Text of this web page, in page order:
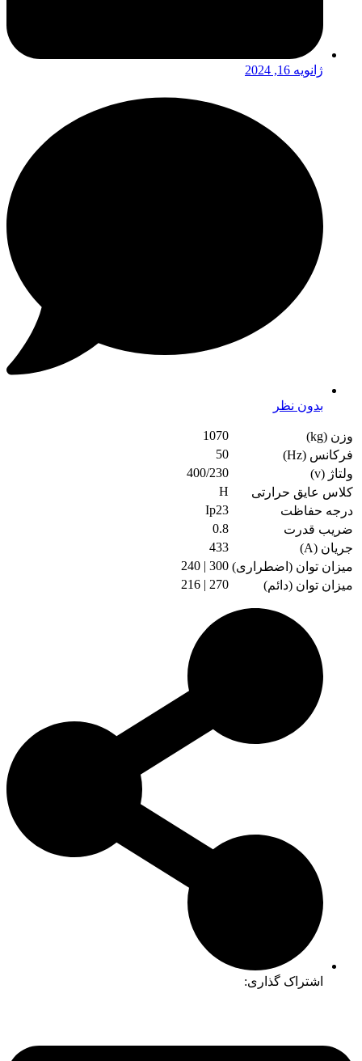
ژانویه 16, 2024
بدون نظر
وزن (kg)
1070
فرکانس (Hz)
50
ولتاژ (v)
400/230
کلاس عایق حرارتی
H
درجه حفاظت
Ip23
ضریب قدرت
0.8
جریان (A)
433
میزان توان (اضطراری) 300 | 240
میزان توان (دائم)
270 | 216
اشتراک گذاری: